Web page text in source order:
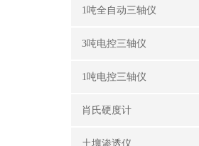
1吨全自动三轴仪
3吨电控三轴仪
1吨电控三轴仪
肖氏硬度计
土壤渗透仪